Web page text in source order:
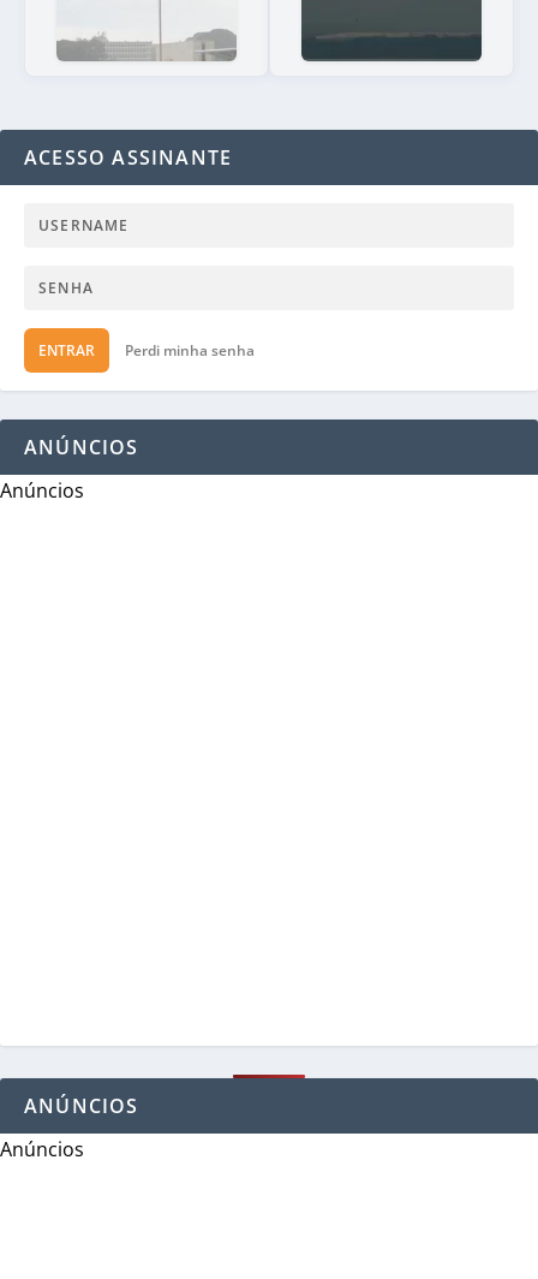
ACESSO ASSINANTE
ENTRAR Perdi minha senha
ANÚNCIOS
Anúncios
ANÚNCIOS
Anúncios